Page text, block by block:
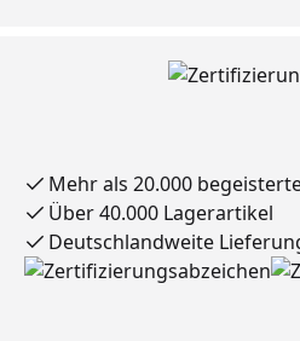
Mehr als 20.000
Über 40.000 Lagerartikel
Deutschlandweite